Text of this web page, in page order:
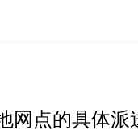
网点的具体派